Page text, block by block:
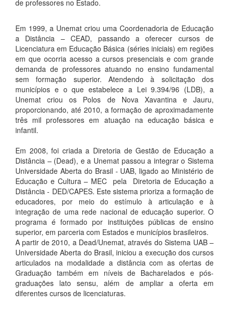
de professores no Estado.
Em 1999, a Unemat criou uma Coordenadoria de Educação
a Distância – CEAD, passando a oferecer cursos de
Licenciatura em Educação Básica (séries iniciais) em regiões
em que ocorria acesso a cursos presenciais e com grande
demanda de professores atuando no ensino fundamental
sem formação superior. Atendendo à solicitação dos
municípios e o que estabelece a Lei 9.394/96 (LDB), a
Unemat criou os Polos de Nova Xavantina e Jauru,
proporcionando, até 2010, a formação de aproximadamente
três mil professores em atuação na educação básica e
infantil.
Em 2008, foi criada a Diretoria de Gestão de Educação a
Distância – (Dead), e a Unemat passou a integrar o Sistema
Universidade Aberta do Brasil - UAB, ligado ao Ministério de
Educação e Cultura – MEC pela Diretoria de Educação a
Distância - DED/CAPES. Este sistema prioriza a formação de
educadores, por meio do estímulo à articulação e à
integração de uma rede nacional de educação superior. O
programa é formado por instituições públicas de ensino
superior, em parceria com Estados e municípios brasileiros.
A partir de 2010, a Dead/Unemat, através do Sistema UAB –
Universidade Aberta do Brasil, iniciou a execução dos cursos
articulados na modalidade a distância com as ofertas de
Graduação também em níveis de Bacharelados e pós-
graduações lato sensu, além de ampliar a oferta em
diferentes cursos de licenciaturas.